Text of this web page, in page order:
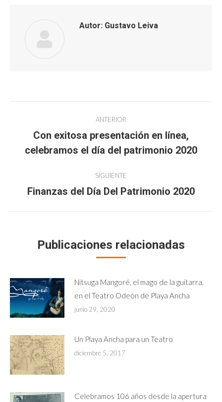
Autor: Gustavo Leiva
Navegación
entre
publicaciones
ANTERIOR
anterior:
Con exitosa presentación en línea,
celebramos el día del patrimonio 2020
SIGUIENTE
Publicación
Finanzas del Día Del Patrimonio 2020
Publicaciones relacionadas
Nitsuga Mangoré, el mago de la guitarra,
en el Teatro Odeón de Playa Ancha
junio 29, 2020
Un Playa Ancha para un Teatro
diciembre 5, 2017
Celebramos 106 años desde la apertura